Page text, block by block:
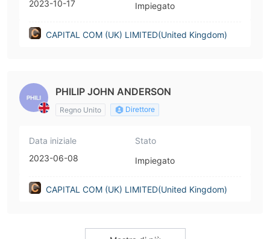
2023-10-17 Impiegato
CAPITAL COM (UK) LIMITED(United Kingdom)
PHILIP JOHN ANDERSON
Regno Unito Direttore
Data iniziale
2023-06-08
Stato
Impiegato
CAPITAL COM (UK) LIMITED(United Kingdom)